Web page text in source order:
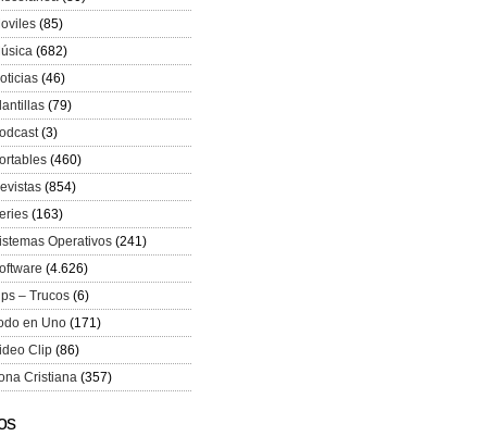
(85)
(682)
(46)
(79)
(3)
(460)
(854)
(163)
Operativos (241)
(4.626)
– Trucos (6)
en Uno (171)
Clip (86)
Cristiana (357)